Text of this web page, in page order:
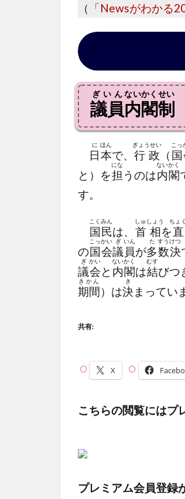
（
「Newsがわかる
議員
ぎいん
内閣制
ないかくせい
日
に
本
ほん
で、 行政
ぎょうせい
（ 国
こっ
と）を担
にな
うのは内
ない
閣
かく
す。
国
こく
民
みん
は、 首
しゅ
相
しょう
を直
ちょく
の国
こっ
会
かい
議
ぎ
員
いん
が多
た
数
すう
決
けつ
議
ぎ
会
かい
と 内
ない
閣
かく
は結
むす
びつ
期間
きかん
）は決
き
まってい
共有:
X
こちらの閲覧にはプ
プレミアム会員登録